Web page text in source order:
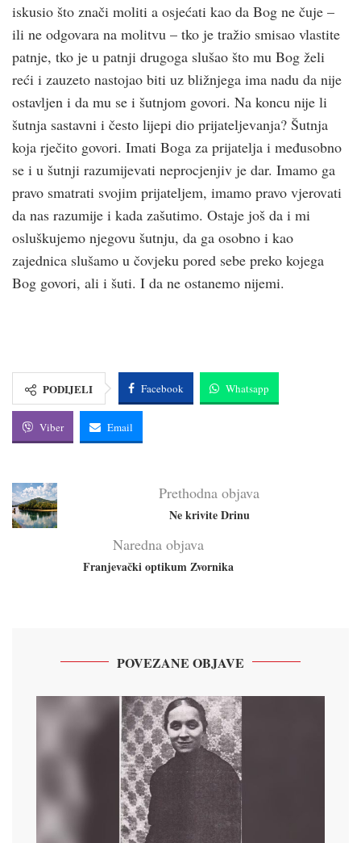
iskusio što znači moliti a osjećati kao da Bog ne čuje –
ili ne odgovara na molitvu – tko je tražio smisao vlastite
patnje, tko je u patnji drugoga slušao što mu Bog želi
reći i zauzeto nastojao biti uz bližnjega ima nadu da nije
ostavljen i da mu se i šutnjom govori. Na koncu nije li
šutnja sastavni i često lijepi dio prijateljevanja? Šutnja
koja rječito govori. Imati Boga za prijatelja i međusobno
se i u šutnji razumijevati neprocjenjiv je dar. Imamo ga
pravo smatrati svojim prijateljem, imamo pravo vjerovati
da nas razumije i kada zašutimo. Ostaje još da i mi
osluškujemo njegovu šutnju, da ga osobno i kao
zajednica slušamo u čovjeku pored sebe preko kojega
Bog govori, ali i šuti. I da ne ostanemo nijemi.
PODIJELI Facebook Whatsapp
Viber Email
Prethodna objava
Ne krivite Drinu
Naredna objava
Franjevački optikum Zvornika
POVEZANE OBJAVE